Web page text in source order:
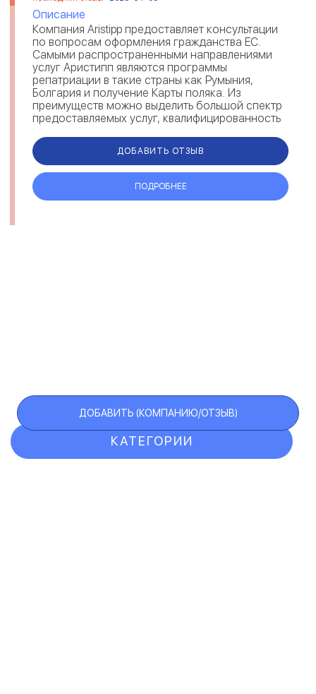
Описание
Компания Aristipp предоставляет консультации
по вопросам оформления гражданства ЕС.
Самыми распространенными направлениями
услуг Аристипп являются программы
репатриации в такие страны как Румыния,
Болгария и получение Карты поляка. Из
преимуществ можно выделить большой спектр
предоставляемых услуг, квалифицированность
по...
ДОБАВИТЬ ОТЗЫВ
ПОДРОБНЕЕ
КАТЕГОРИИ
ДОБАВИТЬ (КОМПАНИЮ/ОТЗЫВ)